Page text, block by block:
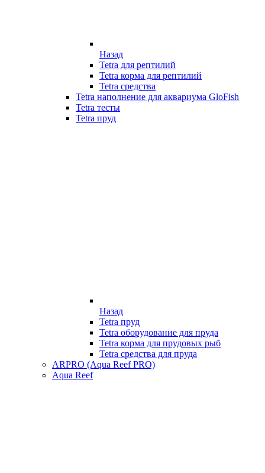
Назад
Tetra для рептилий
Tetra корма для рептилий
Tetra средства
Tetra наполнение для аквариума GloFish
Tetra тесты
Tetra пруд
Назад
Tetra пруд
Tetra оборудование для пруда
Tetra корма для прудовых рыб
Tetra средства для пруда
ARPRO (Aqua Reef PRO)
Aqua Reef